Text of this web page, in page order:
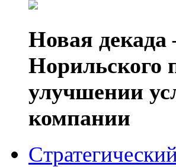
Новая
Норильского
улучшении
компании